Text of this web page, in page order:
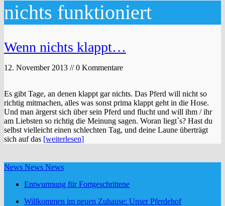
nichts funktioniert
Wenn nichts klappt…
12. November 2013 // 0 Kommentare
Es gibt Tage, an denen klappt gar nichts. Das Pferd will nicht so
richtig mitmachen, alles was sonst prima klappt geht in die Hose.
Und man ärgerst sich über sein Pferd und flucht und will ihm / ihr
am Liebsten so richtig die Meinung sagen. Woran liegt`s? Hast du
selbst vielleicht einen schlechten Tag, und deine Laune überträgt
sich auf das [weiterlesen]
News News News
Entwurmung für Fortgeschrittene
Willkommen im neuen Zuhause: Unser Pferdehof